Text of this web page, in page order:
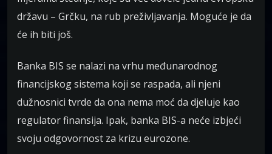
državu – Grčku, na rub preživljavanja. Moguće je da
će ih biti još.
Banka BIS se nalazi na vrhu međunarodnog
financijskog sistema koji se raspada, ali njeni
dužnosnici tvrde da ona nema moć da djeluje kao
regulator finansija. Ipak, banka BIS-a neće izbjeći
svoju odgovornost za krizu eurozone.